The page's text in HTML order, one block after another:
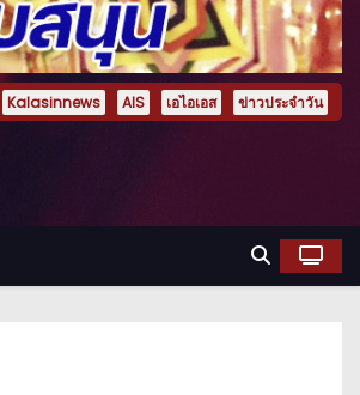
Kalasinnews AIS เอไอเอส ข่าวประจำวัน